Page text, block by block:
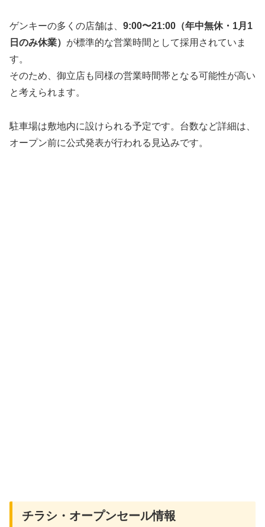
ゲンキーの多くの店舗は、 9:00〜21:00（年中無休・1月1
日のみ休業） が標準的な営業時間として採用されていま
す。
そのため、御立店も同様の営業時間帯となる可能性が高い
と考えられます。
駐車場は敷地内に設けられる予定です。台数など詳細は、
オープン前に公式発表が行われる見込みです。
チラシ・オープンセール情報